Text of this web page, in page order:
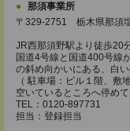
那須事業所
〒329-2751 栃木県那須
JR西那須野駅より徒歩20
国道4号線と国道400号線
の斜め向かいにある、白
（ 駐車場：ビル１階、敷
空いているところへ停めて
TEL：0120-897731
担当：登録担当